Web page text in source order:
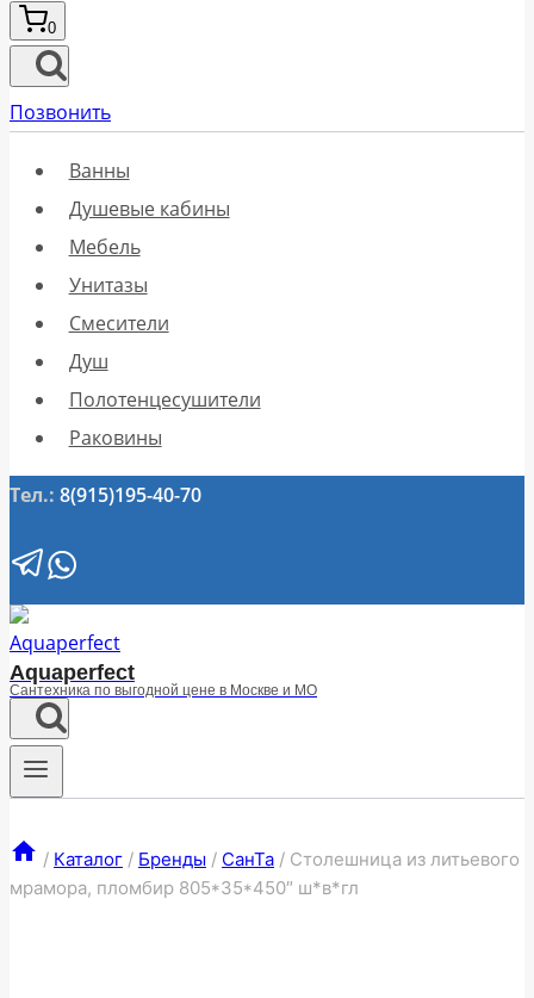
0
Позвонить
Ванны
Душевые кабины
Мебель
Унитазы
Смесители
Душ
Полотенцесушители
Раковины
Тел.: 8(915)195-40-70
Aquaperfect
Сантехника по выгодной цене в Москве и МО
/ Каталог / Бренды / СанТа / Столешница из литьевого
мрамора, пломбир 805*35*450″ ш*в*гл